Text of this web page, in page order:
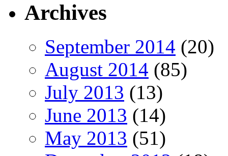
Archives
September 2014 (20)
August 2014 (85)
July 2013 (13)
June 2013 (14)
May 2013 (51)